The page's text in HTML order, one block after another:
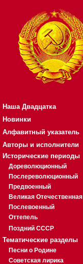
Наша Двадцатка
Новинки
Алфавитный указатель
Авторы и исполнители
Исторические периоды
Дореволюционный
Послереволюционный
Предвоенный
Великая Отечественная
Послевоенный
Оттепель
Поздний СССР
Тематические разделы
Песни о Родине
Советская лирика